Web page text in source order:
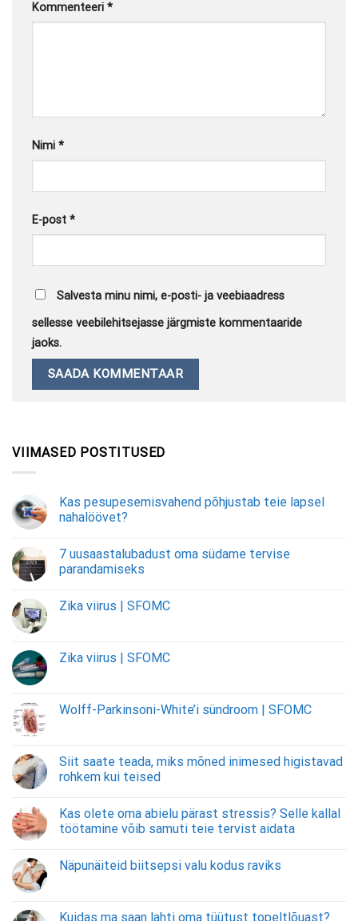
Kommenteeri *
Nimi *
E-post *
Salvesta minu nimi, e-posti- ja veebiaadress
sellesse veebilehitsejasse järgmiste kommentaaride
jaoks.
VIIMASED POSTITUSED
Kas pesupesemisvahend põhjustab teie lapsel
nahalöövet?
7 uusaastalubadust oma südame tervise
parandamiseks
Zika viirus | SFOMC
Zika viirus | SFOMC
Wolff-Parkinsoni-White’i sündroom | SFOMC
Siit saate teada, miks mõned inimesed higistavad
rohkem kui teised
Kas olete oma abielu pärast stressis? Selle kallal
töötamine võib samuti teie tervist aidata
Näpunäiteid biitsepsi valu kodus raviks
Kuidas ma saan lahti oma tüütust topeltlõuast?